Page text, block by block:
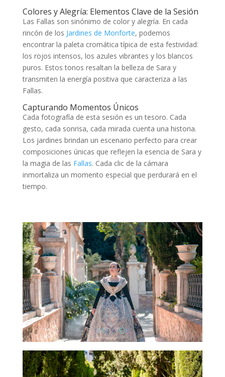
Colores y Alegría: Elementos Clave de la Sesión
Las Fallas son sinónimo de color y alegría. En cada
rincón de los Jardines de Monforte, podemos
encontrar la paleta cromática típica de esta festividad:
los rojos intensos, los azules vibrantes y los blancos
puros. Estos tonos resaltan la belleza de Sara y
transmiten la energía positiva que caracteriza a las
Fallas.
Capturando Momentos Únicos
Cada fotografía de esta sesión es un tesoro. Cada
gesto, cada sonrisa, cada mirada cuenta una historia.
Los jardines brindan un escenario perfecto para crear
composiciones únicas que reflejen la esencia de Sara y
la magia de las Fallas. Cada clic de la cámara
inmortaliza un momento especial que perdurará en el
tiempo.